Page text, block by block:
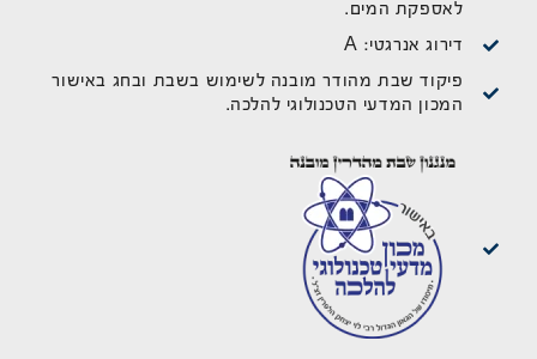
לאספקת המים.
דירוג אנרגטי: A
פיקוד שבת מהודר מובנה לשימוש בשבת ובחג באישור
המכון המדעי הטכנולוגי להלכה.